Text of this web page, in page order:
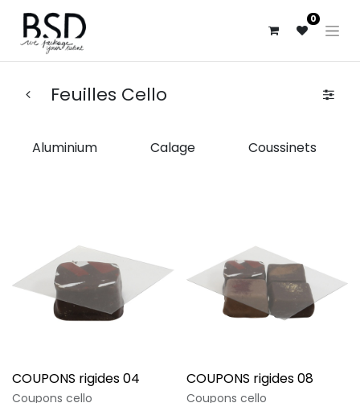
0
Feuilles Cello
Aluminium Calage Coussinets
COUPONS rigides 04
Coupons cello
COUPONS rigides 08
Coupons cello